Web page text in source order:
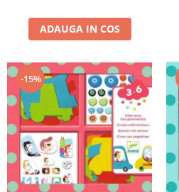
ADAUGA IN COS
-15%